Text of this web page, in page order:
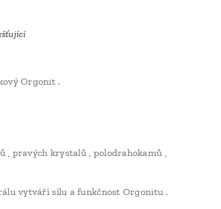
Orgonit .
, pravých krystalů , polodrahokamů ,
vytváří sílu a funkčnost Orgonitu .